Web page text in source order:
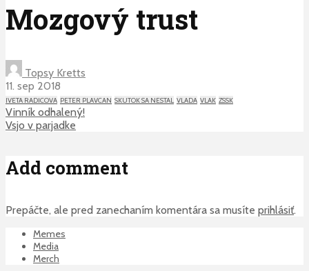
Mozgový trust
Topsy Kretts
11. sep 2018
IVETA RADICOVA PETER PLAVCAN SKUTOK SA NESTAL VLADA VLAK ZSSK
Vinník odhalený!
Vsjo v parjadke
Add comment
Prepáčte, ale pred zanechaním komentára sa musíte prihlásiť.
Memes
Media
Merch